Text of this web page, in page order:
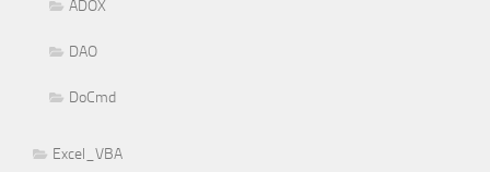
ADOX
DAO
DoCmd
Excel_VBA